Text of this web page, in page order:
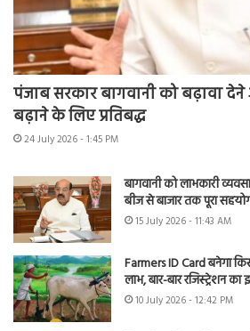
पंजाब सरकार बागवानी को बढ़ावा
बढ़ाने के लिए प्रतिबद्ध
24 July 2026 - 1:45 PM
बागवानी को लाभकारी
बीज से बाजार तक पूरा
15 July 2026 - 11:43 AM
Farmers ID Card बनेगा
लाभ, बार-बार रजिस्ट्रेशन
10 July 2026 - 12:42 PM